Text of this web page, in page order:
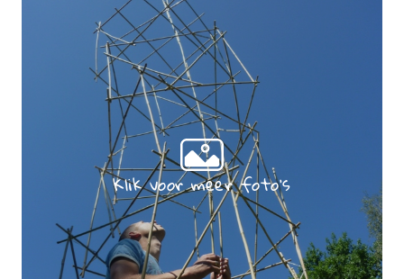
Klik voor meer foto's